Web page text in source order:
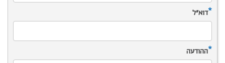
*דוא”ל
*ההודעה